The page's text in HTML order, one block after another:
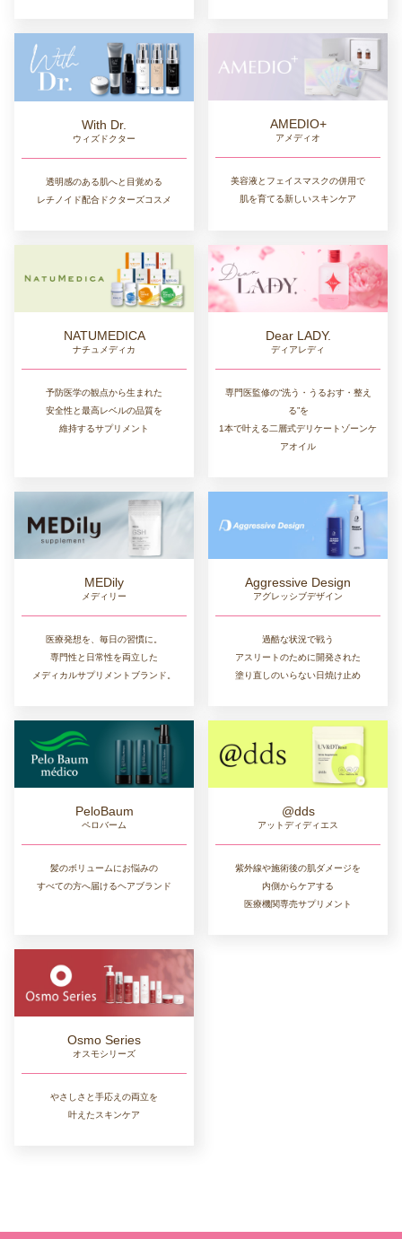
With Dr.
ウィズドクター
透明感のある肌へと目覚める
レチノイド配合ドクターズコスメ
AMEDIO+
アメディオ
美容液とフェイスマスクの併用で
肌を育てる新しいスキンケア
NATUMEDICA
ナチュメディカ
予防医学の観点から生まれた
安全性と最高レベルの品質を
維持するサプリメント
Dear LADY.
ディアレディ
専門医監修の“洗う・うるおす・整え
る”を
1本で叶える二層式デリケートゾーンケ
アオイル
MEDily
メディリー
医療発想を、毎日の習慣に。
専門性と日常性を両立した
メディカルサプリメントブランド。
Aggressive Design
アグレッシブデザイン
過酷な状況で戦う
アスリートのために開発された
塗り直しのいらない日焼け止め
PeloBaum
ペロバーム
髪のボリュームにお悩みの
すべての方へ届けるヘアブランド
@dds
アットディディエス
紫外線や施術後の肌ダメージを
内側からケアする
医療機関専売サプリメント
Osmo Series
オスモシリーズ
やさしさと手応えの両立を
叶えたスキンケア